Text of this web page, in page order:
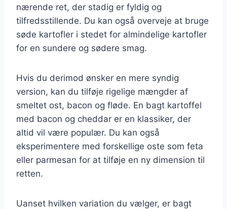
nærende ret, der stadig er fyldig og
tilfredsstillende. Du kan også overveje at bruge
søde kartofler i stedet for almindelige kartofler
for en sundere og sødere smag.
Hvis du derimod ønsker en mere syndig
version, kan du tilføje rigelige mængder af
smeltet ost, bacon og fløde. En bagt kartoffel
med bacon og cheddar er en klassiker, der
altid vil være populær. Du kan også
eksperimentere med forskellige oste som feta
eller parmesan for at tilføje en ny dimension til
retten.
Uanset hvilken variation du vælger, er bagt